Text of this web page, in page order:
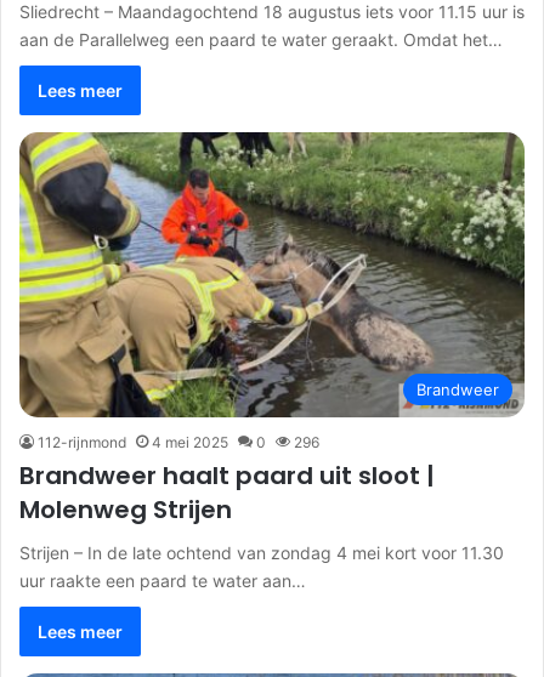
Sliedrecht – Maandagochtend 18 augustus iets voor 11.15 uur is
aan de Parallelweg een paard te water geraakt. Omdat het…
Lees meer
Brandweer
112-rijnmond 4 mei 2025 0 296
Brandweer haalt paard uit sloot |
Molenweg Strijen
Strijen – In de late ochtend van zondag 4 mei kort voor 11.30
uur raakte een paard te water aan…
Lees meer